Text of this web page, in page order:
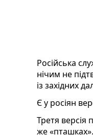
Російська
нічим не
із західних
Є у росіян
Третя версія
же «пташках».